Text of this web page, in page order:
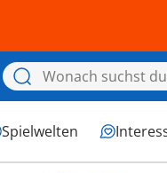
Spielwelten